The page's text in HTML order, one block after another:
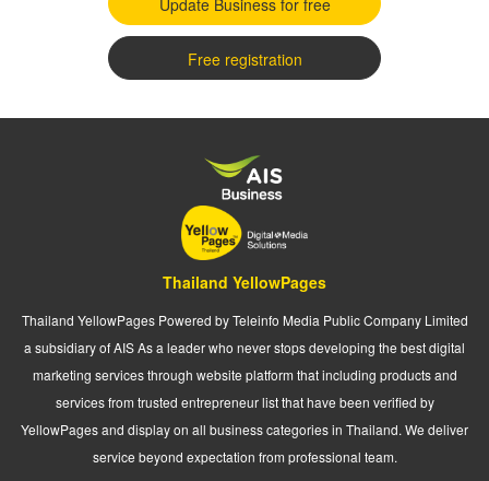
Free registration
Thailand YellowPages
Thailand YellowPages Powered by Teleinfo Media Public Company Limited
a subsidiary of AIS As a leader who never stops developing the best digital
marketing services through website platform that including products and
services from trusted entrepreneur list that have been verified by
YellowPages and display on all business categories in Thailand. We deliver
service beyond expectation from professional team.